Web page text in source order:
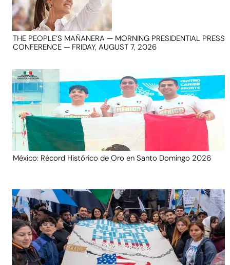
THE PEOPLE’S MAÑANERA — MORNING PRESIDENTIAL PRESS
CONFERENCE — FRIDAY, AUGUST 7, 2026
México: Récord Histórico de Oro en Santo Domingo 2026